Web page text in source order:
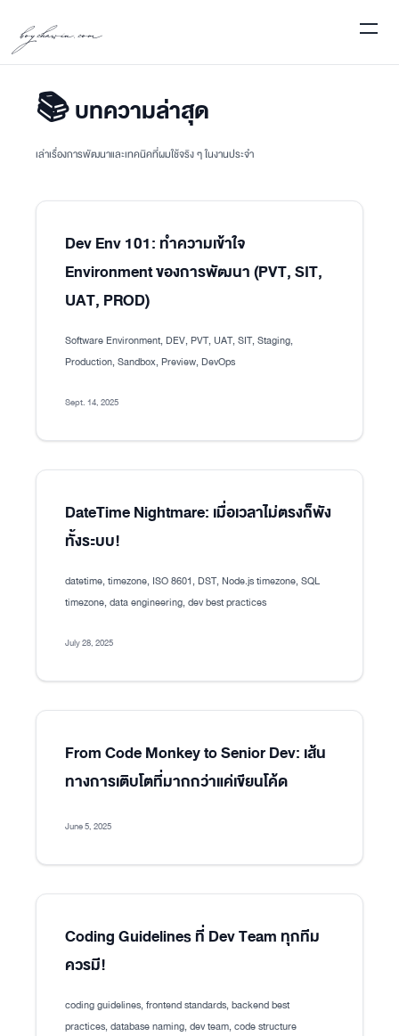
boychawin.com
📚 บทความล่าสุด
เล่าเรื่องการพัฒนาและเทคนิคที่ผมใช้จริง ๆ ในงานประจำ
Dev Env 101: ทำความเข้าใจ
Environment ของการพัฒนา (PVT, SIT,
UAT, PROD)
Software Environment, DEV, PVT, UAT, SIT, Staging,
Production, Sandbox, Preview, DevOps
Sept. 14, 2025
DateTime Nightmare: เมื่อเวลาไม่ตรงก็พัง
ทั้งระบบ!
datetime, timezone, ISO 8601, DST, Node.js timezone, SQL
timezone, data engineering, dev best practices
July 28, 2025
From Code Monkey to Senior Dev: เส้น
ทางการเติบโตที่มากกว่าแค่เขียนโค้ด
June 5, 2025
Coding Guidelines ที่ Dev Team ทุกทีม
ควรมี!
coding guidelines, frontend standards, backend best
practices, database naming, dev team, code structure